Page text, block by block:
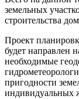
земельных
строительства
Проект
будет направлен
необходимые
пригодности
индивидуальных